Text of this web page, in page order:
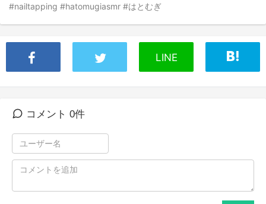
#nailtapping #hatomugiasmr #はとむぎ
LINE
コメント 0件